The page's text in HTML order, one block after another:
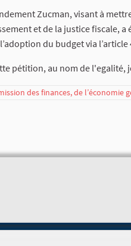
Zucman, visant à
et de la justice fiscale,
du budget via
pétition, au nom de
des finances, de